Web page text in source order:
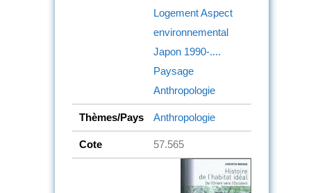
LogementAspect
environnemental
Japon 1990-....
Paysage
Anthropologie
Thèmes/Pays Anthropologie
Cote 57.565